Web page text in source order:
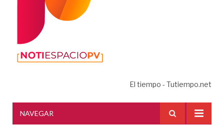
El tiempo - Tutiempo.net
NAVEGAR